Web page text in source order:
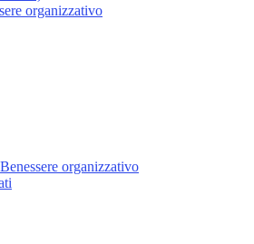
organizzativo
Benessere organizzativo